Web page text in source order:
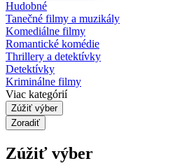
Hudobné
Tanečné filmy a muzikály
Komediálne filmy
Romantické komédie
Thrillery a detektívky
Detektívky
Kriminálne filmy
Viac kategórií
Zúžiť výber
Zoradiť
Zúžiť výber